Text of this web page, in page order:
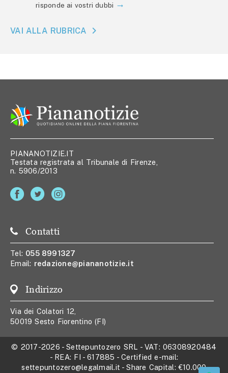
risponde ai vostri dubbi
VAI ALLA RUBRICA
PIANANOTIZIE.IT
Testata registrata al Tribunale di Firenze,
n. 5906/2013
Contatti
Tel: 055 8991327
Email: redazione@piananotizie.it
Indirizzo
Via dei Colatori 12,
50019 Sesto Fiorentino (FI)
© 2017-2026 -Settepuntozero SRL - VAT: 06308920484
- REA: FI - 617885 - Certified e-mail:
settepuntozero@legalmail.it - Share Capital:€10.000